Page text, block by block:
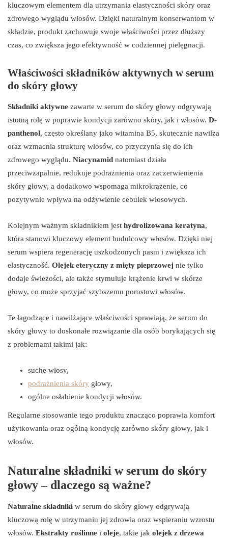
kluczowym elementem dla utrzymania elastyczności skóry oraz
zdrowego wyglądu włosów. Dzięki naturalnym konserwantom w
składzie, produkt zachowuje swoje właściwości przez dłuższy
czas, co zwiększa jego efektywność w codziennej pielęgnacji.
Właściwości składników aktywnych w serum
do skóry głowy
Składniki aktywne zawarte w serum do skóry głowy odgrywają
istotną rolę w poprawie kondycji zarówno skóry, jak i włosów. D-
panthenol, często określany jako witamina B5, skutecznie nawilża
oraz wzmacnia strukturę włosów, co przyczynia się do ich
zdrowego wyglądu. Niacynamid natomiast działa
przeciwzapalnie, redukuje podrażnienia oraz zaczerwienienia
skóry głowy, a dodatkowo wspomaga mikrokrążenie, co
pozytywnie wpływa na odżywienie cebulek włosowych.
Kolejnym ważnym składnikiem jest hydrolizowana keratyna,
która stanowi kluczowy element budulcowy włosów. Dzięki niej
serum wspiera regenerację uszkodzonych pasm i zwiększa ich
elastyczność. Olejek eteryczny z mięty pieprzowej nie tylko
dodaje świeżości, ale także stymuluje krążenie krwi w skórze
głowy, co może sprzyjać szybszemu porostowi włosów.
Te łagodzące i nawilżające właściwości sprawiają, że serum do
skóry głowy to doskonałe rozwiązanie dla osób borykających się
z problemami takimi jak:
suche włosy,
podrażnienia skóry głowy,
ogólne osłabienie kondycji włosów.
Regularne stosowanie tego produktu znacząco poprawia komfort
użytkowania oraz ogólną kondycję zarówno skóry głowy, jak i
włosów.
Naturalne składniki w serum do skóry
głowy – dlaczego są ważne?
Naturalne składniki w serum do skóry głowy odgrywają
kluczową rolę w utrzymaniu jej zdrowia oraz wspieraniu wzrostu
włosów. Ekstrakty roślinne i oleje, takie jak olejek z drzewa